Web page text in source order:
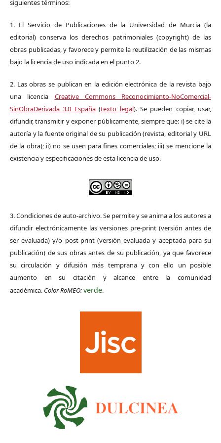
siguientes términos:
1. El Servicio de Publicaciones de la Universidad de Murcia (la
editorial) conserva los derechos patrimoniales (copyright) de las
obras publicadas, y favorece y permite la reutilización de las mismas
bajo la licencia de uso indicada en el punto 2.
2. Las obras se publican en la edición electrónica de la revista bajo
una licencia Creative Commons Reconocimiento-NoComercial-
SinObraDerivada 3.0 España(texto legal). Se pueden copiar, usar,
difundir, transmitir y exponer públicamente, siempre que: i) se cite la
autoría y la fuente original de su publicación (revista, editorial y URL
de la obra); ii) no se usen para fines comerciales; iii) se mencione la
existencia y especificaciones de esta licencia de uso.
3. Condiciones de auto-archivo. Se permite y se anima a los autores a
difundir electrónicamente las versiones pre-print (versión antes de
ser evaluada) y/o post-print (versión evaluada y aceptada para su
publicación) de sus obras antes de su publicación, ya que favorece
su circulación y difusión más temprana y con ello un posible
aumento en su citación y alcance entre la comunidad
académica. Color RoMEO:verde.